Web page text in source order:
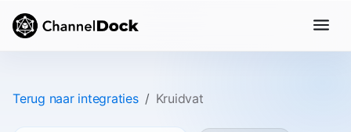
Terug naar integraties Kruidvat